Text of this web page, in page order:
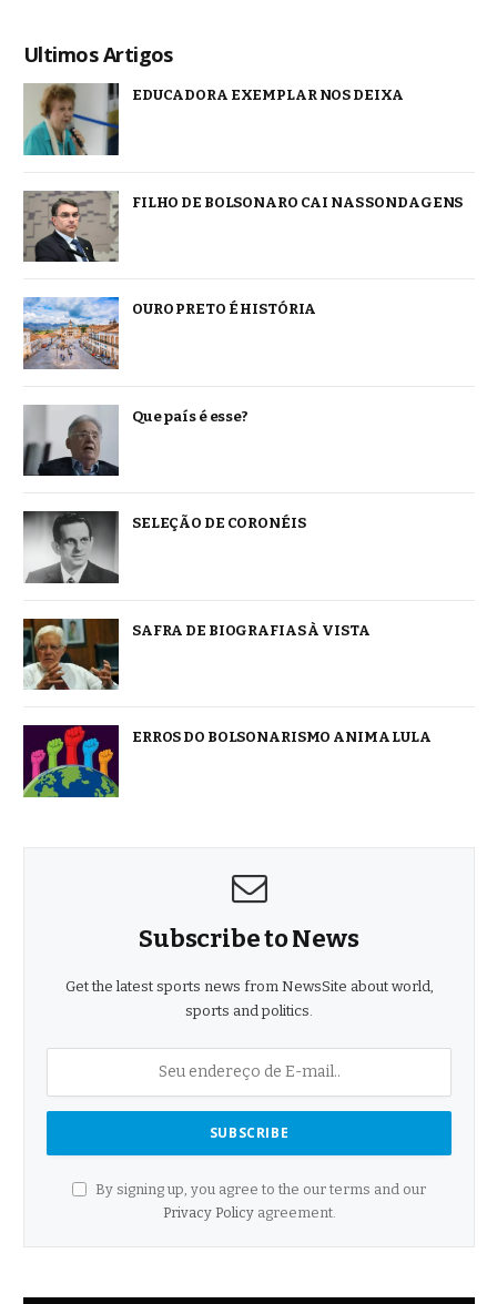
Ultimos Artigos
EDUCADORA EXEMPLAR NOS DEIXA
FILHO DE BOLSONARO CAI NAS SONDAGENS
OURO PRETO É HISTÓRIA
Que país é esse?
SELEÇÃO DE CORONÉIS
SAFRA DE BIOGRAFIAS À VISTA
ERROS DO BOLSONARISMO ANIMA LULA
Subscribe to News
Get the latest sports news from NewsSite about world,
sports and politics.
By signing up, you agree to the our terms and our
Privacy Policyagreement.